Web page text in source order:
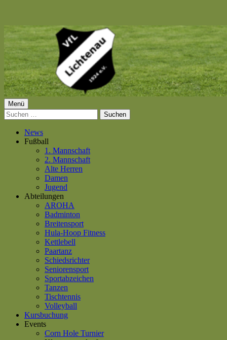
Springe
zum
Inhalt
VfL Lichtenau 1924 e.V.
Primäres
Menü
Menü
Suchen
nach:
News
Fußball
1. Mannschaft
2. Mannschaft
Alte Herren
Damen
Jugend
Abteilungen
AROHA
Badminton
Breitensport
Hula-Hoop Fitness
Kettlebell
Paartanz
Schiedsrichter
Seniorensport
Sportabzeichen
Tanzen
Tischtennis
Volleyball
Kursbuchung
Events
Corn Hole Turnier